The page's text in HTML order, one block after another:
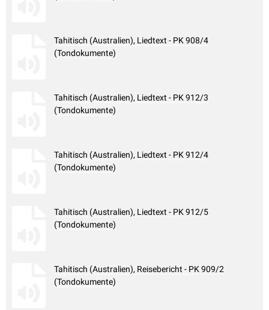
Tahitisch (Australien), Liedtext - PK 908/4
(Tondokumente)
Tahitisch (Australien), Liedtext - PK 912/3
(Tondokumente)
Tahitisch (Australien), Liedtext - PK 912/4
(Tondokumente)
Tahitisch (Australien), Liedtext - PK 912/5
(Tondokumente)
Tahitisch (Australien), Reisebericht - PK 909/2
(Tondokumente)